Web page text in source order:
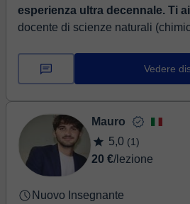
esperienza ultra decennale. Ti
docente di scienze naturali
matematica e fisica fino al biennio
Vedere
Mauro
5,0 (1)
20 €/lezione
Nuovo Insegnante